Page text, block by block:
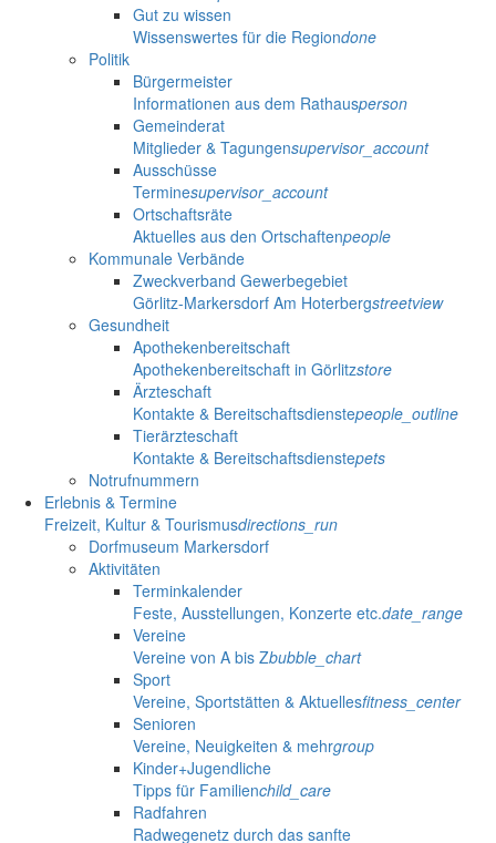
Gut zu wissen
Wissenswertes für die Regiondone
Politik
Bürgermeister
Informationen aus dem Rathausperson
Gemeinderat
Mitglieder & Tagungensupervisor_account
Ausschüsse
Terminesupervisor_account
Ortschaftsräte
Aktuelles aus den Ortschaftenpeople
Kommunale Verbände
Zweckverband Gewerbegebiet
Görlitz-Markersdorf Am Hoterbergstreetview
Gesundheit
Apothekenbereitschaft
Apothekenbereitschaft in Görlitzstore
Ärzteschaft
Kontakte & Bereitschaftsdienstepeople_outline
Tierärzteschaft
Kontakte & Bereitschaftsdienstepets
Notrufnummern
Erlebnis & Termine
Freizeit, Kultur & Tourismusdirections_run
Dorfmuseum Markersdorf
Aktivitäten
Terminkalender
Feste, Ausstellungen, Konzerte etc.date_range
Vereine
Vereine von A bis Zbubble_chart
Sport
Vereine, Sportstätten & Aktuellesfitness_center
Senioren
Vereine, Neuigkeiten & mehrgroup
Kinder+Jugendliche
Tipps für Familienchild_care
Radfahren
Radwegenetz durch das sanfte